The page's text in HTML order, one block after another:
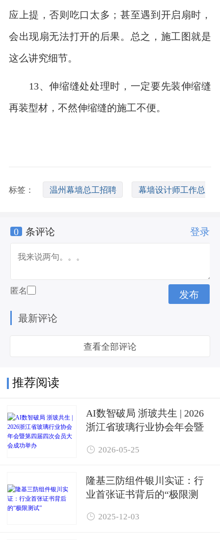
应上提，否则吃口太多；甚至遇到开启扇时，
会出现扇无法打开的后果。总之，施工图就是
这么讲究细节。
13、伸缩缝处处理时，一定要先装伸缩缝
再装型材，不然伸缩缝的施工不便。
标签： 温州幕墙总工招聘 幕墙设计师工作总
结 玻璃幕墙托条
0 条评论 登录
匿名
最新评论
查看全部评论
推荐阅读
AI数智破局 浙玻共生 | 2026
浙江省玻璃行业协会年会暨
办
 2026-05-25
隆基三防组件银川实证：行
业首张证书背后的“极限测
 2025-12-03